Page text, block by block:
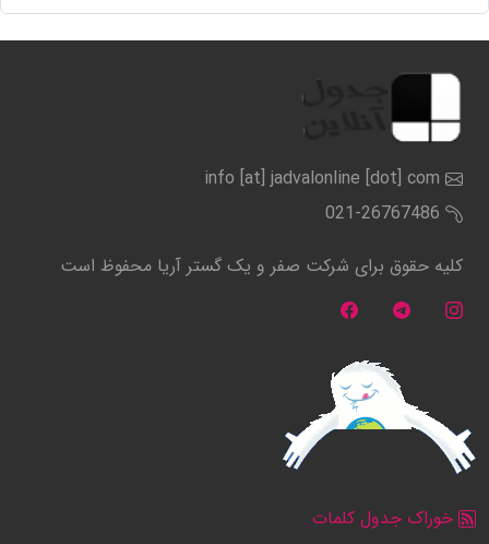
info [at] jadvalonline [dot] com
021-26767486
کلیه حقوق برای شرکت صفر و یک گستر آریا محفوظ است
خوراک جدول کلمات